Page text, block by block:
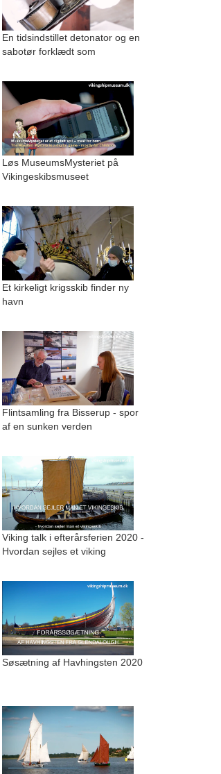
En tidsindstillet detonator og en
sabotør forklædt som
Løs MuseumsMysteriet på
Vikingeskibsmuseet
Et kirkeligt krigsskib finder ny
havn
Flintsamling fra Bisserup - spor
af en sunken verden
Viking talk i efterårsferien 2020 -
Hvordan sejles et viking
Søsætning af Havhingsten 2020